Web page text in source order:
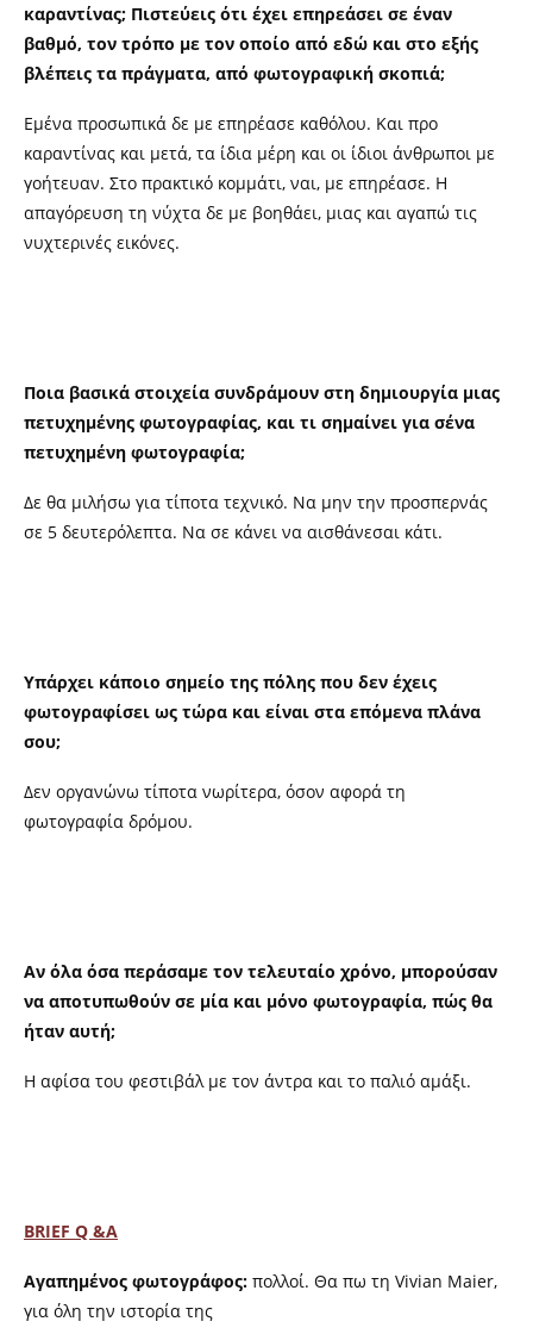
καραντίνας; Πιστεύεις ότι έχει επηρεάσει σε έναν
βαθμό, τον τρόπο με τον οποίο από εδώ και στο εξής
βλέπεις τα πράγματα, από φωτογραφική σκοπιά;
Εμένα προσωπικά δε με επηρέασε καθόλου. Και προ
καραντίνας και μετά, τα ίδια μέρη και οι ίδιοι άνθρωποι με
γοήτευαν. Στο πρακτικό κομμάτι, ναι, με επηρέασε. Η
απαγόρευση τη νύχτα δε με βοηθάει, μιας και αγαπώ τις
νυχτερινές εικόνες.
Ποια βασικά στοιχεία συνδράμουν στη δημιουργία μιας
πετυχημένης φωτογραφίας, και τι σημαίνει για σένα
πετυχημένη φωτογραφία;
Δε θα μιλήσω για τίποτα τεχνικό. Να μην την προσπερνάς
σε 5 δευτερόλεπτα. Να σε κάνει να αισθάνεσαι κάτι.
Υπάρχει κάποιο σημείο της πόλης που δεν έχεις
φωτογραφίσει ως τώρα και είναι στα επόμενα πλάνα
σου;
Δεν οργανώνω τίποτα νωρίτερα, όσον αφορά τη
φωτογραφία δρόμου.
Αν όλα όσα περάσαμε τον τελευταίο χρόνο, μπορούσαν
να αποτυπωθούν σε μία και μόνο φωτογραφία, πώς θα
ήταν αυτή;
Η αφίσα του φεστιβάλ με τον άντρα και το παλιό αμάξι.
BRIEF Q &A
Aγαπημένος φωτογράφος: πολλοί. Θα πω τη Vivian Maier,
για όλη την ιστορία της